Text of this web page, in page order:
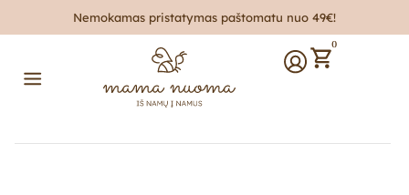
Nemokamas pristatymas paštomatu nuo 49€!
0